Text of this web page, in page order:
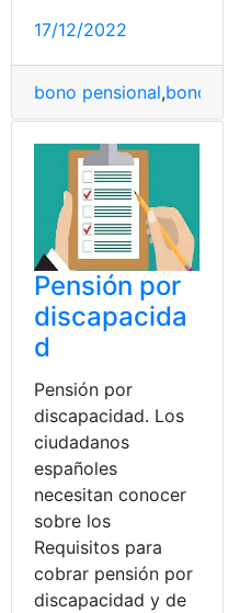
Pensiones y Cesantías
17/12/2022
bono pensional,bonos y
Pensión por
discapacida
d
Pensión por
discapacidad. Los
ciudadanos
españoles
necesitan conocer
sobre los
Requisitos para
cobrar pensión por
discapacidad y de